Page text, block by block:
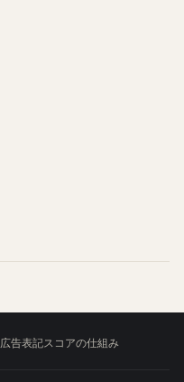
広告表記スコアの仕組み